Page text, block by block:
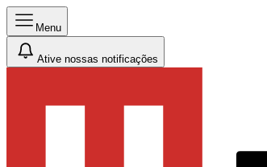
Menu
Ative nossas notificações